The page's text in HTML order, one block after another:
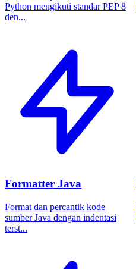
Python mengikuti standar PEP 8
den...
Formatter Java
Format dan percantik kode
sumber Java dengan indentasi
terst...